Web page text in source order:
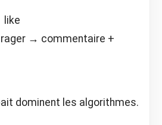
like
→ commentaire +
dominent les algorithmes.